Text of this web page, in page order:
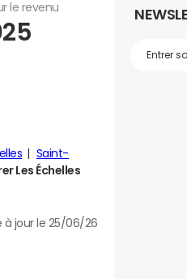
le revenu
Saint-
Les Échelles
à jour le 25/06/26